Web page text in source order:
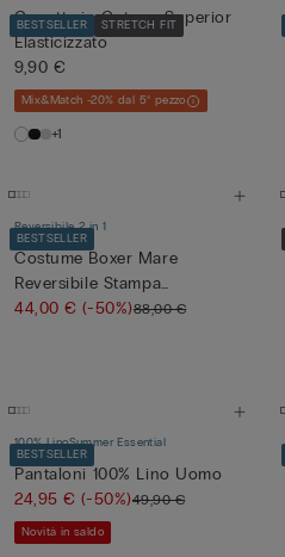
BESTSELLER STRETCH FIT
Canotta in Cotone Superior
Elasticizzato
9,90 €
Mix&Match -20% dal 5° pezzo
+1
BESTSELLER
Reversibile 2 in 1
Costume Boxer Mare
Reversibile Stampa
Multicolore ...
44,00 €(-50%)88,00 €
BESTSELLER
100% LinoSummer Essential
Pantaloni 100% Lino Uomo
24,95 €(-50%)49,90 €
Novità in saldo